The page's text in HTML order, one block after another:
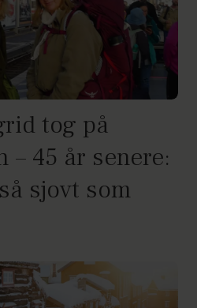
tog på
45 år senere:
sjovt som